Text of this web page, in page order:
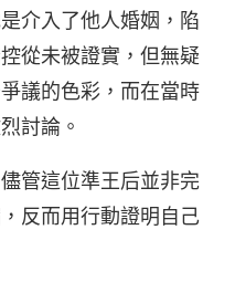
介入了他人婚姻，陷
從未被證實，但無疑
議的色彩，而在當時
討論。
管這位準王后並非完
反而用行動證明自己